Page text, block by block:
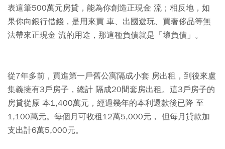
表這筆500萬元房貸，能為你創造正現金 流；相反地，如
果你向銀行借錢，是用來買 車、出國遊玩、買奢侈品等無
法帶來正現金 流的用途，那這種負債就是「壞負債」。
從7年多前，買進第一戶舊公寓隔成小套 房出租，到後來盧
集義擁有3戶房子，總計 隔成20間套房出租。這3戶房子的
房貸從原 本1,400萬元，經過幾年的本利還款後已降 至
1,100萬元。每個月可收租12萬5,000元， 但每月貸款加
支出計6萬5,000元。